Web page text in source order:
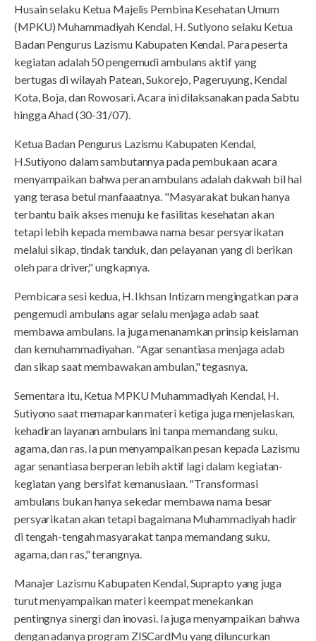
Husain selaku Ketua Majelis Pembina Kesehatan Umum
(MPKU) Muhammadiyah Kendal, H. Sutiyono selaku Ketua
Badan Pengurus Lazismu Kabupaten Kendal. Para peserta
kegiatan adalah 50 pengemudi ambulans aktif yang
bertugas di wilayah Patean, Sukorejo, Pageruyung, Kendal
Kota, Boja, dan Rowosari. Acara ini dilaksanakan pada Sabtu
hingga Ahad (30-31/07).
Ketua Badan Pengurus Lazismu Kabupaten Kendal,
H.Sutiyono dalam sambutannya pada pembukaan acara
menyampaikan bahwa peran ambulans adalah dakwah bil hal
yang terasa betul manfaaatnya. "Masyarakat bukan hanya
terbantu baik akses menuju ke fasilitas kesehatan akan
tetapi lebih kepada membawa nama besar persyarikatan
melalui sikap, tindak tanduk, dan pelayanan yang di berikan
oleh para driver," ungkapnya.
Pembicara sesi kedua, H. Ikhsan Intizam mengingatkan para
pengemudi ambulans agar selalu menjaga adab saat
membawa ambulans. Ia juga menanamkan prinsip keislaman
dan kemuhammadiyahan. "Agar senantiasa menjaga adab
dan sikap saat membawakan ambulan," tegasnya.
Sementara itu, Ketua MPKU Muhammadiyah Kendal, H.
Sutiyono saat memaparkan materi ketiga juga menjelaskan,
kehadiran layanan ambulans ini tanpa memandang suku,
agama, dan ras. Ia pun menyampaikan pesan kepada Lazismu
agar senantiasa berperan lebih aktif lagi dalam kegiatan-
kegiatan yang bersifat kemanusiaan. "Transformasi
ambulans bukan hanya sekedar membawa nama besar
persyarikatan akan tetapi bagaimana Muhammadiyah hadir
di tengah-tengah masyarakat tanpa memandang suku,
agama, dan ras," terangnya.
Manajer Lazismu Kabupaten Kendal, Suprapto yang juga
turut menyampaikan materi keempat menekankan
pentingnya sinergi dan inovasi. Ia juga menyampaikan bahwa
dengan adanya program ZISCardMu yang diluncurkan